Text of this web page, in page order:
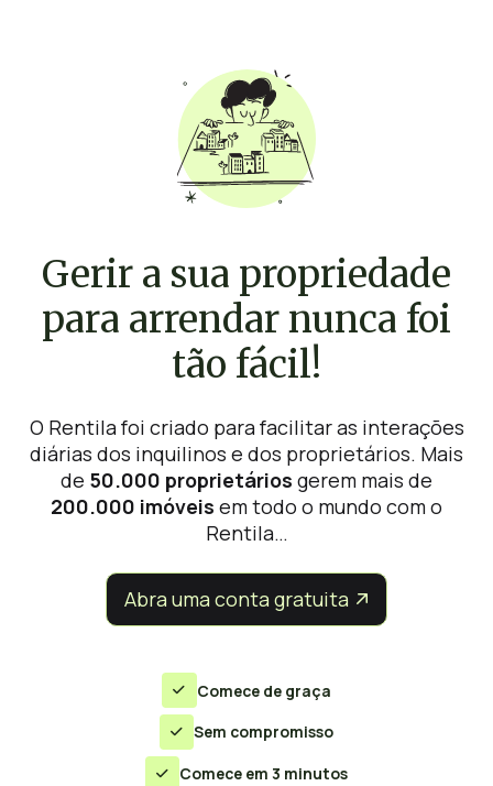
Gerir a sua propriedade
para arrendar nunca foi
tão fácil!
O Rentila foi criado para facilitar as interações
diárias dos inquilinos e dos proprietários. Mais
de 50.000 proprietários gerem mais de
200.000 imóveis em todo o mundo com o
Rentila…
Abra uma conta gratuita 
 Comece de graça
 Sem compromisso
 Comece em 3 minutos